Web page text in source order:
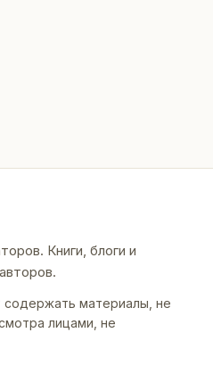
Книги, блоги и
материалы, не
лицами, не